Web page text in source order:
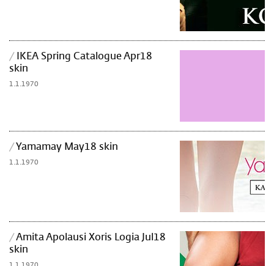
IKEA Spring Catalogue Apr18
skin
1.1.1970
Yamamay May18 skin
1.1.1970
Image
Amita Apolausi Xoris Logia Jul18
skin
Image